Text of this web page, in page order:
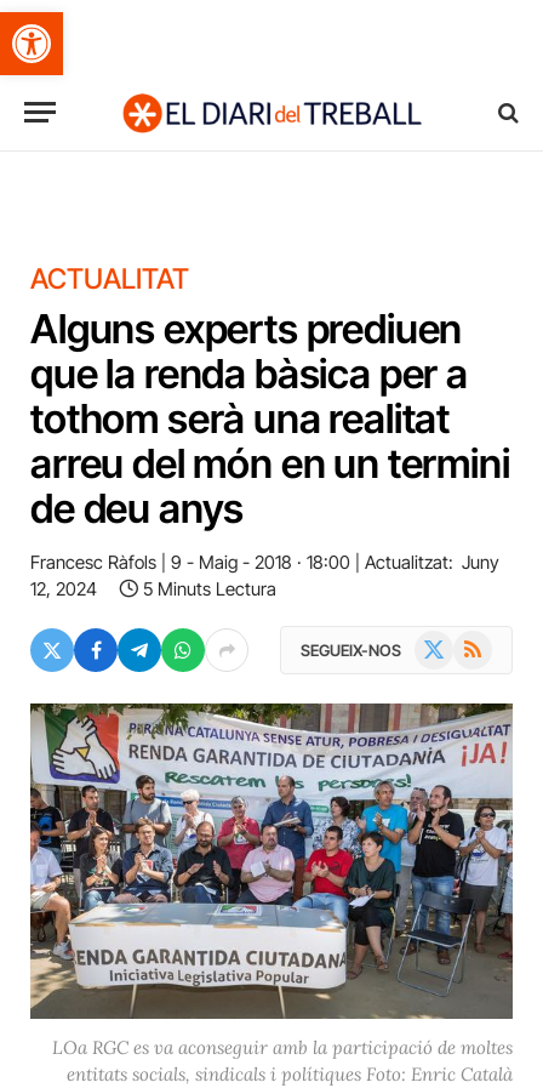
Obre la barra d'eines
ACTUALITAT
Alguns experts prediuen
que la renda bàsica per a
tothom serà una realitat
arreu del món en un termini
de deu anys
Francesc Ràfols 9 - Maig - 2018 · 18:00 Actualitzat: Juny
12, 2024
5 Minuts Lectura
SEGUEIX-NOS RSS
LOa RGC es va aconseguir amb la participació de moltes
entitats socials, sindicals i polítiques Foto: Enric Català